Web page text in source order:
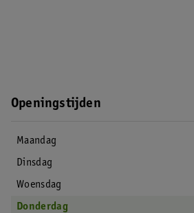
Openingstijden
Maandag
Dinsdag
Woensdag
Donderdag